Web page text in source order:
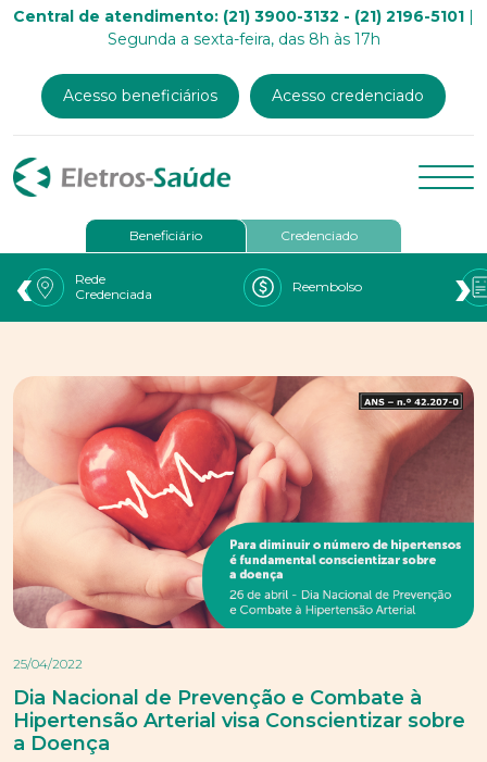
Central de atendimento: (21) 3900-3132 - (21) 2196-5101 |
Segunda a sexta-feira, das 8h às 17h
Acesso beneficiários Acesso credenciado
Beneficiário Credenciado
Rede
Credenciada
Reembolso
‹ ›
25/04/2022
Dia Nacional de Prevenção e Combate à
Hipertensão Arterial visa Conscientizar sobre
a Doença